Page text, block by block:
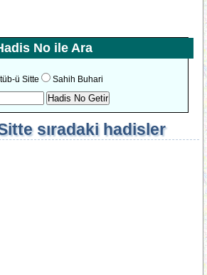
No ile Ara
ü Sitte Sahih Buhari
sıradaki hadisler